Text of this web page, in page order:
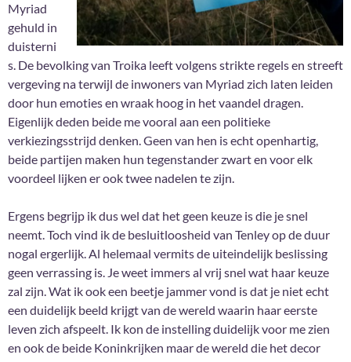
Myriad
gehuld in
duisterni
s. De bevolking van Troika leeft volgens strikte regels en streeft
vergeving na terwijl de inwoners van Myriad zich laten leiden
door hun emoties en wraak hoog in het vaandel dragen.
Eigenlijk deden beide me vooral aan een politieke
verkiezingsstrijd denken. Geen van hen is echt openhartig,
beide partijen maken hun tegenstander zwart en voor elk
voordeel lijken er ook twee nadelen te zijn.
Ergens begrijp ik dus wel dat het geen keuze is die je snel
neemt. Toch vind ik de besluitloosheid van Tenley op de duur
nogal ergerlijk. Al helemaal vermits de uiteindelijk beslissing
geen verrassing is. Je weet immers al vrij snel wat haar keuze
zal zijn. Wat ik ook een beetje jammer vond is dat je niet echt
een duidelijk beeld krijgt van de wereld waarin haar eerste
leven zich afspeelt. Ik kon de instelling duidelijk voor me zien
en ook de beide Koninkrijken maar de wereld die het decor